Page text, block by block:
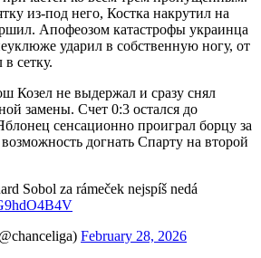
из-под него, Костка накрутил на
Апофеозом катастрофы украинца
ударил в собственную ногу, от
сетку.
Козел не выдержал и сразу снял
замены. Счет 0:3 остался до
сенсационно проиграл борцу за
догнать Спарту на второй
Sobol za rámeček nejspíš nedá
February 28, 2026